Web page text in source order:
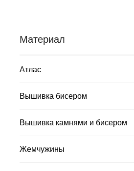
Материал
Атлас
Вышивка бисером
Вышивка камнями и бисером
Жемчужины